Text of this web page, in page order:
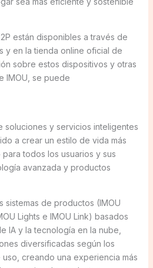
están disponibles a través de
y en la tienda online oficial de
sobre estos dispositivos y otras
IMOU, se puede
soluciones y servicios inteligentes
a crear un estilo de vida más
todos los usuarios y sus
avanzada y productos
sistemas de productos (IMOU
Lights e IMOU Link) basados
IA y la tecnología en la nube,
diversificadas según los
creando una experiencia más